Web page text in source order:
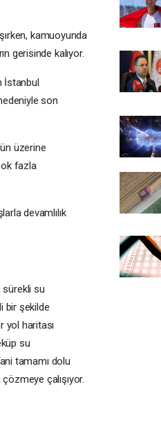
kamuoyunda
gerisinde kalıyor.
İstanbul
son
üzerine
fazla
devamlılık
sürekli su
bir şekilde
yol haritası
su
tamamı dolu
çalışıyor.